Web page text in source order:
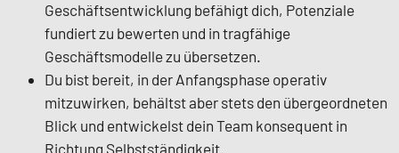
Geschäftsentwicklung befähigt dich, Potenziale
fundiert zu bewerten und in tragfähige
Geschäftsmodelle zu übersetzen.
Du bist bereit, in der Anfangsphase operativ
mitzuwirken, behältst aber stets den übergeordneten
Blick und entwickelst dein Team konsequent in
Richtung Selbstständigkeit.